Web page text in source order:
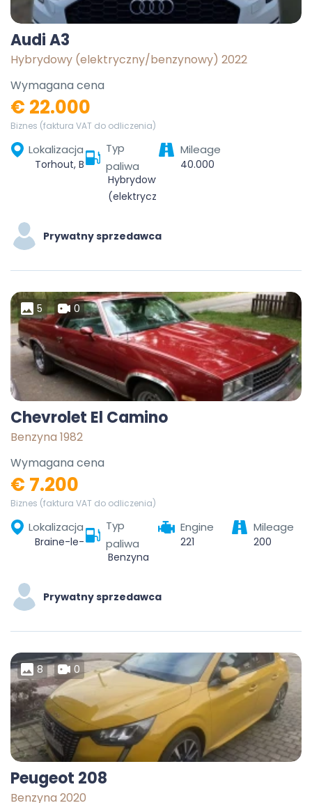
Audi A3
Hybrydowy (elektryczny/benzynowy) 2022
Wymagana cena
€ 22.000
Biznes (faktura VAT do odliczenia)
Lokalizacja
Torhout, Brugge, West-Vlaanderen, Vlaanderen, 8820, België
Typ
paliwa
Hybrydowy
(elektryczny/benzynowy)
Mileage
40.000
Prywatny sprzedawca
5 0
Chevrolet El Camino
Benzyna 1982
Wymagana cena
€ 7.200
Biznes (faktura VAT do odliczenia)
Lokalizacja
Braine-le-Comte, Soignies, Hainaut, Wallonia, 7090, Belgium
Typ
paliwa
Benzyna
Engine
221
Mileage
200
Prywatny sprzedawca
8 0
Peugeot 208
Benzyna 2020